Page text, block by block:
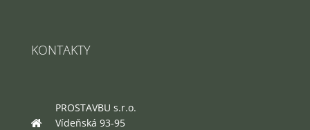
KONTAKTY
PROSTAVBU s.r.o.
Vídeňská 93-95